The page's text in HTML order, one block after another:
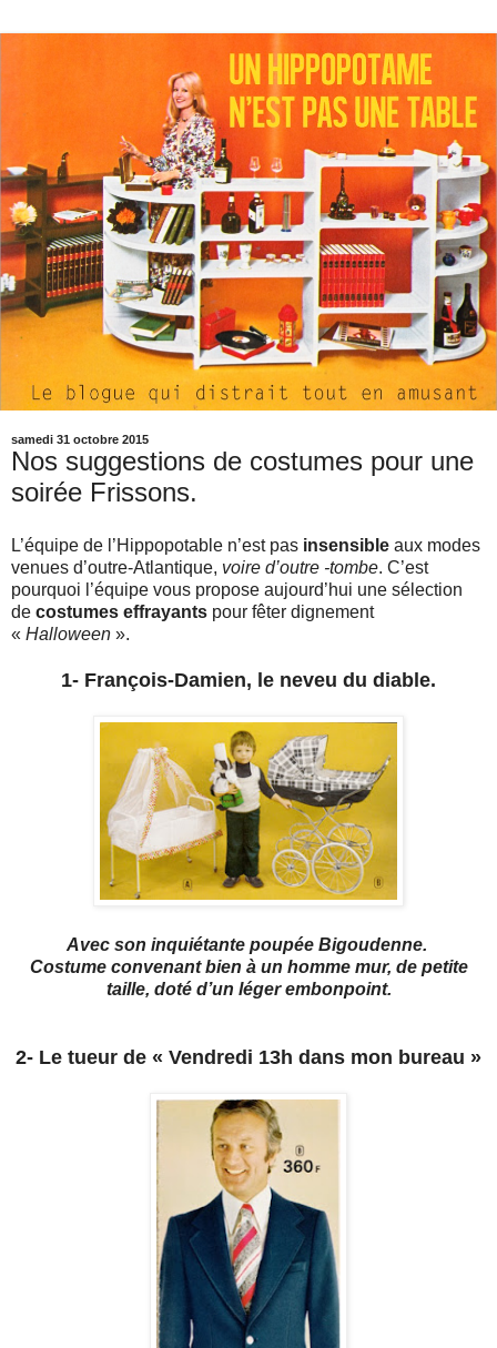
samedi 31 octobre 2015
Nos suggestions de costumes pour une
soirée Frissons.
L’équipe de l’Hippopotable n’est pas insensible aux modes
venues d’outre-Atlantique, voire d’outre -tombe. C’est
pourquoi l’équipe vous propose aujourd’hui une sélection
de costumes effrayants pour fêter dignement
« Halloween ».
1- François-Damien, le neveu du diable.
Avec son inquiétante poupée Bigoudenne.
Costume convenant bien à un homme mur, de petite
taille, doté d’un léger embonpoint.
2- Le tueur de « Vendredi 13h dans mon bureau »